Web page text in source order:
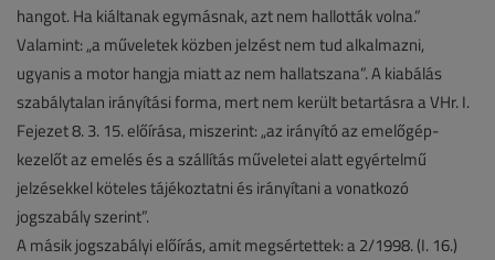
hangot. Ha kiáltanak egymásnak, azt nem hallották volna.”
Valamint: „a műveletek közben jelzést nem tud alkalmazni,
ugyanis a motor hangja miatt az nem hallatszana”. A kiabálás
szabálytalan irányítási forma, mert nem került betartásra a VHr. I.
Fejezet 8. 3. 15. előírása, miszerint: „az irányító az emelőgép-
kezelőt az emelés és a szállítás műveletei alatt egyértelmű
jelzésekkel köteles tájékoztatni és irányítani a vonatkozó
jogszabály szerint”.
A másik jogszabályi előírás, amit megsértettek: a 2/1998. (I. 16.)